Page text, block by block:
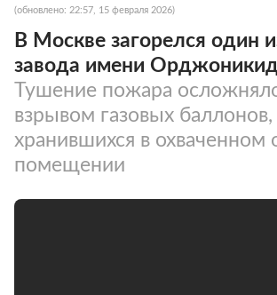
(обновлено: 22:57, 15 февраля 2026)
В Москве загорелся один
завода имени
Тушение пожара
взрывом газовых баллонов,
хранившихся в охваченном
помещении